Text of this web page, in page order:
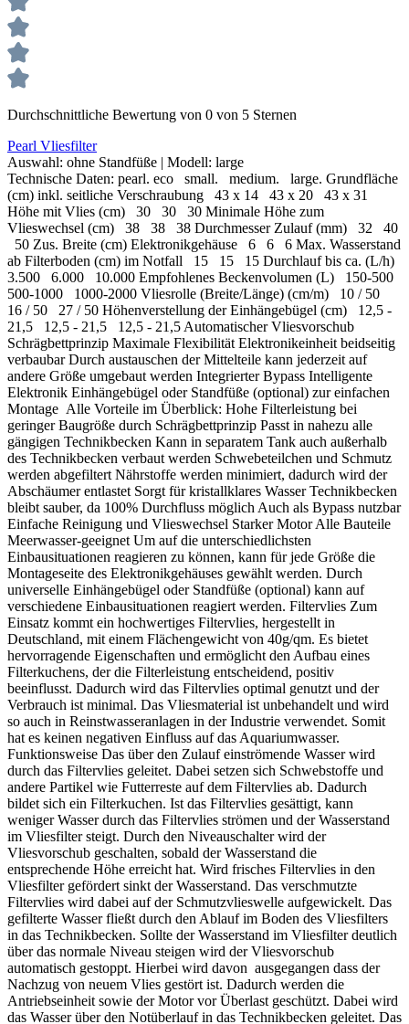
Durchschnittliche Bewertung von 0 von 5 Sternen
Pearl Vliesfilter
Auswahl: ohne Standfüße | Modell: large
Technische Daten: pearl. eco small. medium. large. Grundfläche
(cm) inkl. seitliche Verschraubung 43 x 14 43 x 20 43 x 31
Höhe mit Vlies (cm) 30 30 30 Minimale Höhe zum
Vlieswechsel (cm) 38 38 38 Durchmesser Zulauf (mm) 32 40
50 Zus. Breite (cm) Elektronikgehäuse 6 6 6 Max. Wasserstand
ab Filterboden (cm) im Notfall 15 15 15 Durchlauf bis ca. (L/h)
3.500 6.000 10.000 Empfohlenes Beckenvolumen (L) 150-500
500-1000 1000-2000 Vliesrolle (Breite/Länge) (cm/m) 10 / 50
16 / 50 27 / 50 Höhenverstellung der Einhängebügel (cm) 12,5 -
21,5 12,5 - 21,5 12,5 - 21,5 Automatischer Vliesvorschub
Schrägbettprinzip Maximale Flexibilität Elektronikeinheit beidseitig
verbaubar Durch austauschen der Mittelteile kann jederzeit auf
andere Größe umgebaut werden Integrierter Bypass Intelligente
Elektronik Einhängebügel oder Standfüße (optional) zur einfachen
Montage Alle Vorteile im Überblick: Hohe Filterleistung bei
geringer Baugröße durch Schrägbettprinzip Passt in nahezu alle
gängigen Technikbecken Kann in separatem Tank auch außerhalb
des Technikbecken verbaut werden Schwebeteilchen und Schmutz
werden abgefiltert Nährstoffe werden minimiert, dadurch wird der
Abschäumer entlastet Sorgt für kristallklares Wasser Technikbecken
bleibt sauber, da 100% Durchfluss möglich Auch als Bypass nutzbar
Einfache Reinigung und Vlieswechsel Starker Motor Alle Bauteile
Meerwasser-geeignet Um auf die unterschiedlichsten
Einbausituationen reagieren zu können, kann für jede Größe die
Montageseite des Elektronikgehäuses gewählt werden. Durch
universelle Einhängebügel oder Standfüße (optional) kann auf
verschiedene Einbausituationen reagiert werden. Filtervlies Zum
Einsatz kommt ein hochwertiges Filtervlies, hergestellt in
Deutschland, mit einem Flächengewicht von 40g/qm. Es bietet
hervorragende Eigenschaften und ermöglicht den Aufbau eines
Filterkuchens, der die Filterleistung entscheidend, positiv
beeinflusst. Dadurch wird das Filtervlies optimal genutzt und der
Verbrauch ist minimal. Das Vliesmaterial ist unbehandelt und wird
so auch in Reinstwasseranlagen in der Industrie verwendet. Somit
hat es keinen negativen Einfluss auf das Aquariumwasser.
Funktionsweise Das über den Zulauf einströmende Wasser wird
durch das Filtervlies geleitet. Dabei setzen sich Schwebstoffe und
andere Partikel wie Futterreste auf dem Filtervlies ab. Dadurch
bildet sich ein Filterkuchen. Ist das Filtervlies gesättigt, kann
weniger Wasser durch das Filtervlies strömen und der Wasserstand
im Vliesfilter steigt. Durch den Niveauschalter wird der
Vliesvorschub geschalten, sobald der Wasserstand die
entsprechende Höhe erreicht hat. Wird frisches Filtervlies in den
Vliesfilter gefördert sinkt der Wasserstand. Das verschmutzte
Filtervlies wird dabei auf der Schmutzvlieswelle aufgewickelt. Das
gefilterte Wasser fließt durch den Ablauf im Boden des Vliesfilters
in das Technikbecken. Sollte der Wasserstand im Vliesfilter deutlich
über das normale Niveau steigen wird der Vliesvorschub
automatisch gestoppt. Hierbei wird davon ausgegangen dass der
Nachzug von neuem Vlies gestört ist. Dadurch werden die
Antriebseinheit sowie der Motor vor Überlast geschützt. Dabei wird
das Wasser über den Notüberlauf in das Technikbecken geleitet. Das